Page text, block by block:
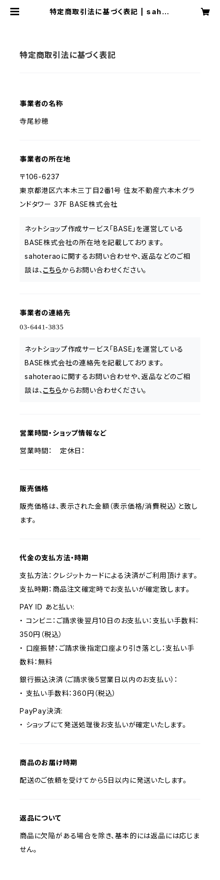
特定商取引法に基づく表記 | sahot
特定商取引法に基づく表記
事業者の名称
寺尾紗穂
事業者の所在地
〒106-6237
東京都港区六本木三丁目2番1号 住友不動産六本木グラ
ンドタワー 37F BASE株式会社
ネットショップ作成サービス「BASE」を運営している
BASE株式会社の所在地を記載しております。
sahoteraoに関するお問い合わせや、返品などのご相
談は、 こちらからお問い合わせください。
事業者の連絡先
ネットショップ作成サービス「BASE」を運営している
BASE株式会社の連絡先を記載しております。
sahoteraoに関するお問い合わせや、返品などのご相
談は、 こちらからお問い合わせください。
営業時間・ショップ情報など
営業時間： 定休日：
販売価格
販売価格は、表示された金額（表示価格/消費税込）と致し
ます。
代金の支払方法・時期
支払方法：クレジットカードによる決済がご利用頂けます。
支払時期：商品注文確定時でお支払いが確定致します。
PAY ID あと払い:
・ コンビニ：ご請求後翌月10日のお支払い：支払い手数料：
350円（税込）
・ 口座振替：ご請求後指定口座より引き落とし：支払い手
数料：無料
銀行振込決済（ご請求後5営業日以内のお支払い）：
・ 支払い手数料：360円（税込）
PayPay決済:
・ ショップにて発送処理後お支払いが確定いたします。
商品のお届け時期
配送のご依頼を受けてから5日以内に発送いたします。
返品について
商品に欠陥がある場合を除き、基本的には返品には応じま
せん。